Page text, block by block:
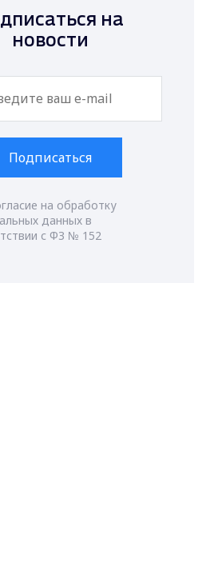
на
новости
Подписаться
на обработку
данных в
с ФЗ № 152